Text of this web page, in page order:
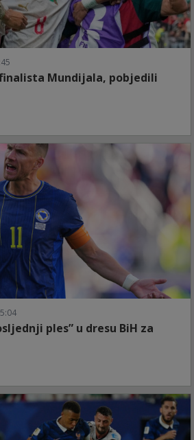
Mundijala, pobjedili
ples” u dresu BiH za